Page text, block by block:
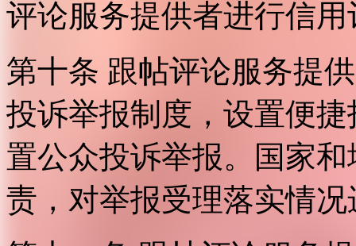
评论服务提供者进行信用
第十条 跟帖评论服务提
投诉举报制度，设置便
置公众投诉举报。国家
责，对举报受理落实情